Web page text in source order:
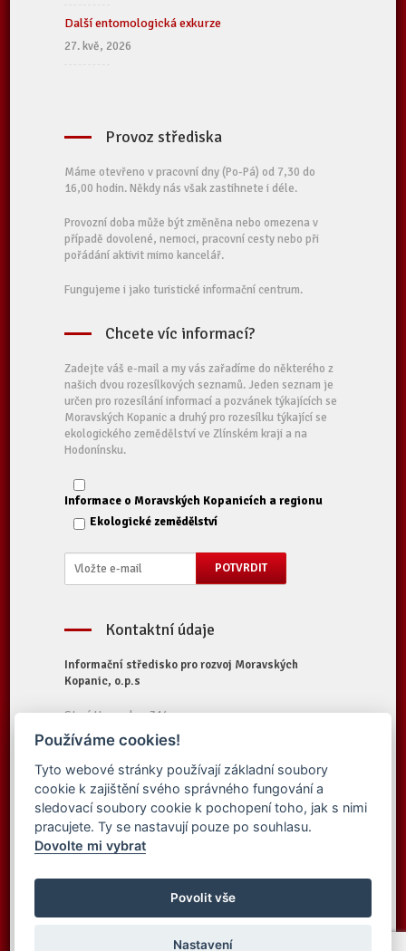
Další entomologická exkurze
27. kvě, 2026
Provoz střediska
Máme otevřeno v pracovní dny (Po-Pá) od 7,30 do
16,00 hodin. Někdy nás však zastihnete i déle.
Provozní doba může být změněna nebo omezena v
případě dovolené, nemoci, pracovní cesty nebo při
pořádání aktivit mimo kancelář.
Fungujeme i jako turistické informační centrum.
Chcete víc informací?
Zadejte váš e-mail a my vás zařadíme do některého z
našich dvou rozesílkových seznamů. Jeden seznam je
určen pro rozesílání informací a pozvánek týkajících se
Moravských Kopanic a druhý pro rozesílku týkající se
ekologického zemědělství ve Zlínském kraji a na
Hodonínsku.
Informace o Moravských Kopanicích a regionu
Ekologické zemědělství
Kontaktní údaje
Informační středisko pro rozvoj Moravských
Kopanic, o.p.s
Starý Hrozenkov 314
687 74 Starý Hrozenkov
Tel.:+420 572 696 323
E-mail:
iskopanice@iskopanice.cz
Web:https://www.iskopanice.cz
© 2016 Informační středisko pro rozvoj
Moravských Kopanic, o.p.s. - Všechna práva
Vytvořilo studio
Používáme cookies!
Tyto webové stránky používají základní soubory
cookie k zajištění svého správného fungování a
sledovací soubory cookie k pochopení toho, jak s nimi
pracujete. Ty se nastavují pouze po souhlasu.
Dovolte mi vybrat
Povolit vše
Nastavení